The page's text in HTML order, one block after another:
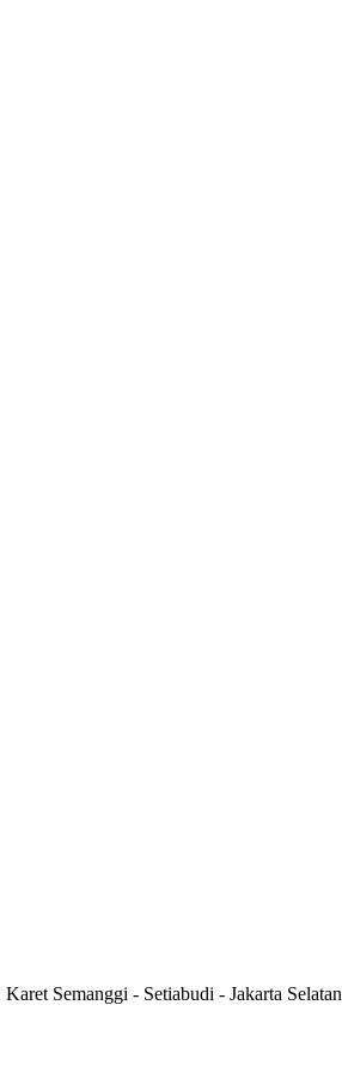
Semanggi - Setiabudi - Jakarta Selatan